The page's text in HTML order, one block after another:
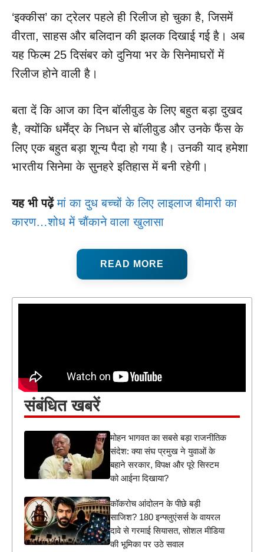
‘इक्कीस’ का ट्रेलर पहले ही रिलीज हो चुका है, जिसमें
वीरता, साहस और बलिदान की झलक दिखाई गई है। अब
यह फिल्म 25 दिसंबर को दुनिया भर के सिनेमाघरों में
रिलीज होने वाली है।
बता दें कि आज का दिन बॉलीवुड के लिए बहुत बड़ा दुखद
है, क्योंकि धर्मेंद्र के निधन से बॉलीवुड और उनके फैंस के
लिए एक बहुत बड़ा शून्य पैदा हो गया है। उनकी याद हमेशा
भारतीय सिनेमा के सुनहरे इतिहास में बनी रहेगी।
यह भी पढ़ेंमां का दुध बच्चों के लिए लाइलाज बीमारी का
कारण…शोध में चौंकाने वाला खुलासा
READ MORE
संबंधित खबरें
मोहन भागवत का सबसे बड़ा राजनीतिक
संदेश: क्या संघ प्रमुख ने युवाओं के
बहाने सरकार, विपक्ष और पूरे सिस्टम
को आईना दिखाया?
कॉकरोच आंदोलन के पीछे बड़ी
साजिश? 180 इन्फ्लुएंसर्स के वायरल
दावे से गरमाई सियासत, सोशल मीडिया
की भूमिका पर उठे सवाल